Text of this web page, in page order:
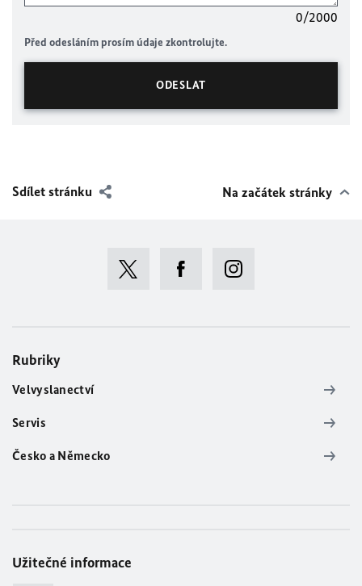
0/2000
Před odesláním prosím údaje zkontrolujte.
Sdílet stránku Na začátek stránky
Rubriky
Velvyslanectví
Servis
Česko a Německo
Užitečné informace